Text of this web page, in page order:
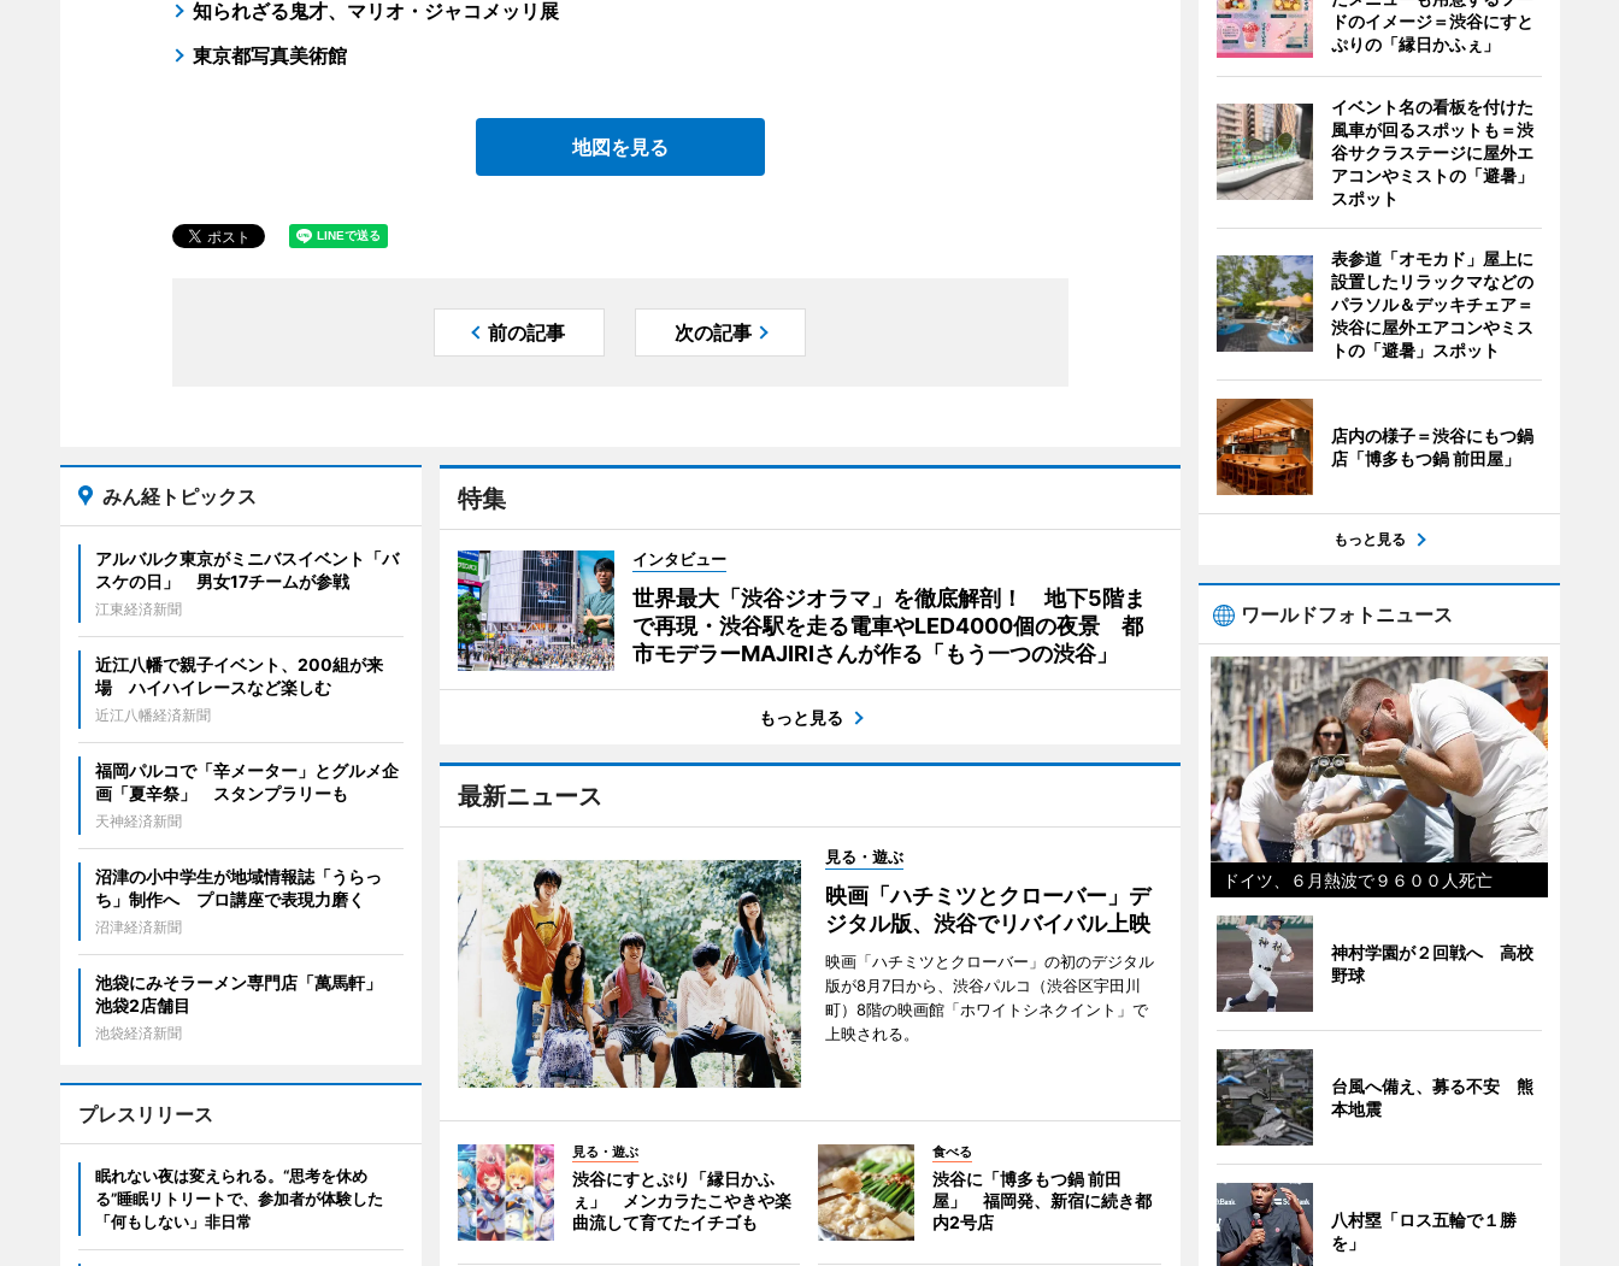
知られざる鬼才、マリオ・ジャコメッリ展
東京都写真美術館
地図を見る
前の記事 次の記事
特集
インタビュー
世界最大「渋谷ジオラマ」を徹底解剖！ 地下5階ま
で再現・渋谷駅を走る電車やLED4000個の夜景 都
市モデラーMAJIRIさんが作る「もう一つの渋谷」
もっと見る
最新ニュース
見る・遊ぶ
映画「ハチミツとクローバー」デ
ジタル版、渋谷でリバイバル上映
映画「ハチミツとクローバー」の初のデジタル
版が8月7日から、渋谷パルコ（渋谷区宇田川
町）8階の映画館「ホワイトシネクイント」で
上映される。
見る・遊ぶ
渋谷にすとぷり「縁日かふ
ぇ」 メンカラたこやきや楽
曲流して育てたイチゴも
食べる
渋谷に「博多もつ鍋 前田
屋」 福岡発、新宿に続き都
内2号店
みん経トピックス
アルバルク東京がミニバスイベント「バ
スケの日」 男女17チームが参戦
江東経済新聞
近江八幡で親子イベント、200組が来
場 ハイハイレースなど楽しむ
近江八幡経済新聞
福岡パルコで「辛メーター」とグルメ企
画「夏辛祭」 スタンプラリーも
天神経済新聞
沼津の小中学生が地域情報誌「うらっ
ち」制作へ プロ講座で表現力磨く
沼津経済新聞
池袋にみそラーメン専門店「萬馬軒」
池袋2店舗目
池袋経済新聞
プレスリリース
眠れない夜は変えられる。“思考を休め
る”睡眠リトリートで、参加者が体験した
「何もしない」非日常
ドのイメージ＝渋谷にすと
ぷりの「縁日かふぇ」
イベント名の看板を付けた
風車が回るスポットも＝渋
谷サクラステージに屋外エ
アコンやミストの「避暑」
スポット
表参道「オモカド」屋上に
設置したリラックマなどの
パラソル＆デッキチェア＝
渋谷に屋外エアコンやミス
トの「避暑」スポット
店内の様子＝渋谷にもつ鍋
店「博多もつ鍋 前田屋」
もっと見る
ワールドフォトニュース
ドイツ、６月熱波で９６００人死亡
神村学園が２回戦へ 高校
野球
台風へ備え、募る不安 熊
本地震
八村塁「ロス五輪で１勝
を」